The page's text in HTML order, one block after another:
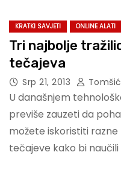
KRATKI SAVJETI ONLINE ALATI
Tri najbolje
tečajeva
Srp 21, 2013
U današnjem
previše zauzeti da
možete iskoristiti
tečajeve kako bi